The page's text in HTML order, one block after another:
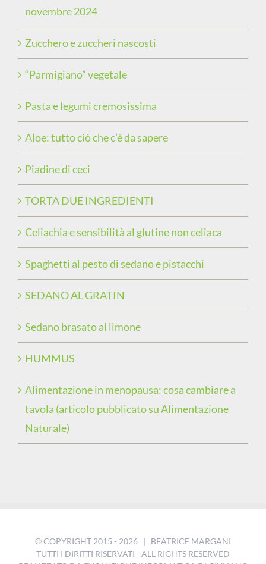
novembre 2024
Zucchero e zuccheri nascosti
“Parmigiano” vegetale
Pasta e legumi cremosissima
Aloe: tutto ciò che c’è da sapere
Piadine di ceci
TORTA DUE INGREDIENTI
Celiachia e sensibilità al glutine non celiaca
Spaghetti al pesto di sedano e pistacchi
SEDANO AL GRATIN
Sedano brasato al limone
HUMMUS
Alimentazione in menopausa: cosa cambiare a
tavola (articolo pubblicato su Alimentazione
Naturale)
© COPYRIGHT 2015 - 2026 | BEATRICE MARGANI
TUTTI I DIRITTI RISERVATI - ALL RIGHTS RESERVED